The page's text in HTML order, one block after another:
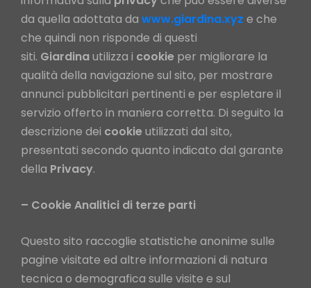
da quella adottata da www.giardina.xyz e che
che quindi non risponde di questi
siti. Giardinautilizza i cookie per migliorare la
qualità della navigazione sul sito, per mostrare
annunci pubblicitari pertinenti e per espletare il
servizio offerto in maniera corretta. Di seguito la
descrizione dei cookie utilizzati dal sito,
presentati secondo quanto indicato dal garante
della Privacy.
– Cookie Analitici di terze parti
Questo sito raccoglie statistiche anonime sulle
pagine visitate ed altre informazioni di natura
tecnica o demografica sulle visite e sul